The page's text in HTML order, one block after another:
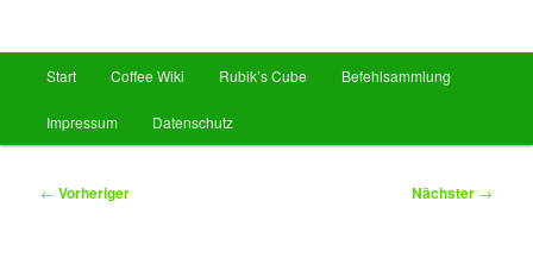
Zum
primären
Start Coffee Wiki Rubik’s Cube Befehlsammlung
Impressum Datenschutz
Beitragsnavigation
← Vorheriger Nächster →